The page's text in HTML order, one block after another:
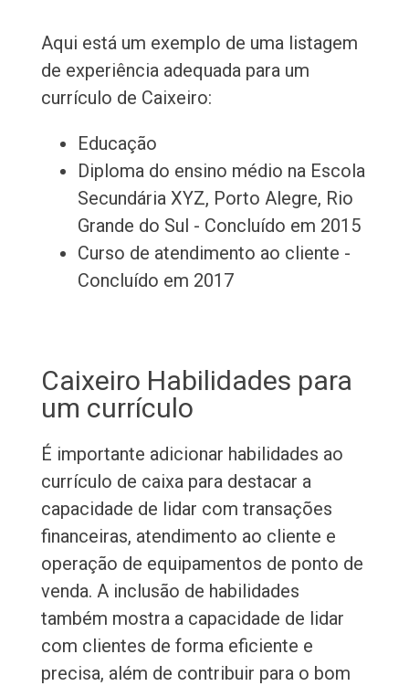
Aqui está um exemplo de uma listagem
de experiência adequada para um
currículo de Caixeiro:
Educação
Diploma do ensino médio na Escola
Secundária XYZ, Porto Alegre, Rio
Grande do Sul - Concluído em 2015
Curso de atendimento ao cliente -
Concluído em 2017
Caixeiro Habilidades para
um currículo
É importante adicionar habilidades ao
currículo de caixa para destacar a
capacidade de lidar com transações
financeiras, atendimento ao cliente e
operação de equipamentos de ponto de
venda. A inclusão de habilidades
também mostra a capacidade de lidar
com clientes de forma eficiente e
precisa, além de contribuir para o bom